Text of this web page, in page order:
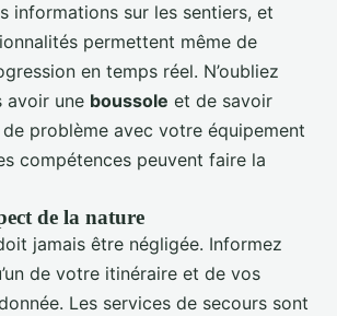
informations sur les sentiers, et
permettent même de
en temps réel. N’oubliez
avoir une boussole et de savoir
de problème avec votre équipement
compétences peuvent faire la
de la nature
jamais être négligée. Informez
de votre itinéraire et de vos
Les services de secours sont